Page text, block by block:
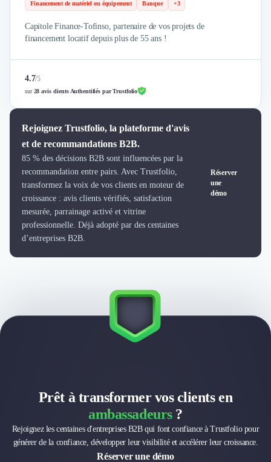
Communication
Influence Marketing
Veille commerciale
Photographie
Études Marketing
Présentations PowerPoint
SMS Marketing
Email Marketing
Data Marketing
Logiciel Marketing
Logiciel Commercial
Assurance
Expertise Comptable
Subventions & Aides
Direction Financière Externalisée (DAF)
Restructuring
Droit Commercial
Gestion de trésorerie
Financement de matériel ou équipement
Due Diligence
Financement de matériel ou équipement Banque +3
Capitole Finance-Tofinso, partenaire de vos projets de
financement locatif depuis plus de 55 ans !
4.7/5
sur28 avis clients Authentifiés par Trustfolio
Rejoignez Trustfolio, la plateforme d'avis
et de recommandations B2B.
85 % des décisions B2B sont influencées par la
recommandation entre pairs. Avec Trustfolio,
transformez la voix de vos clients en moteur de
croissance : avis clients vérifiés, satisfaction
mesurée, parrainage activé et vitrine
professionnelle. Déjà adopté par des centaines
d’entreprises B2B.
Réserver
une
démo
Prêt à transformer vos clients en
ambassadeurs?
Rejoignez les centaines d'entreprises B2B qui font confiance à Trustfolio pour
générer de la confiance, développer leur visibilité et accélérer leur croissance.
Réserver une démo